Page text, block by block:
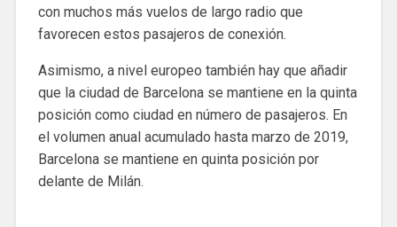
con muchos más vuelos de largo radio que
favorecen estos pasajeros de conexión.
Asimismo, a nivel europeo también hay que añadir
que la ciudad de Barcelona se mantiene en la quinta
posición como ciudad en número de pasajeros. En
el volumen anual acumulado hasta marzo de 2019,
Barcelona se mantiene en quinta posición por
delante de Milán.